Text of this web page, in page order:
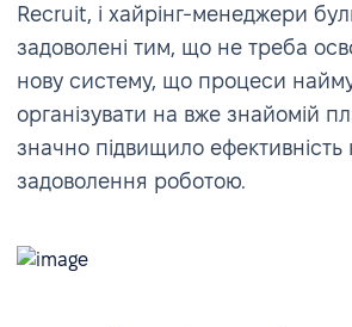
Recruit, і хайрінг-менеджери
задоволені тим, що не треба
нову систему, що процеси
організувати на вже знайомій
значно підвищило ефективність
задоволення роботою.